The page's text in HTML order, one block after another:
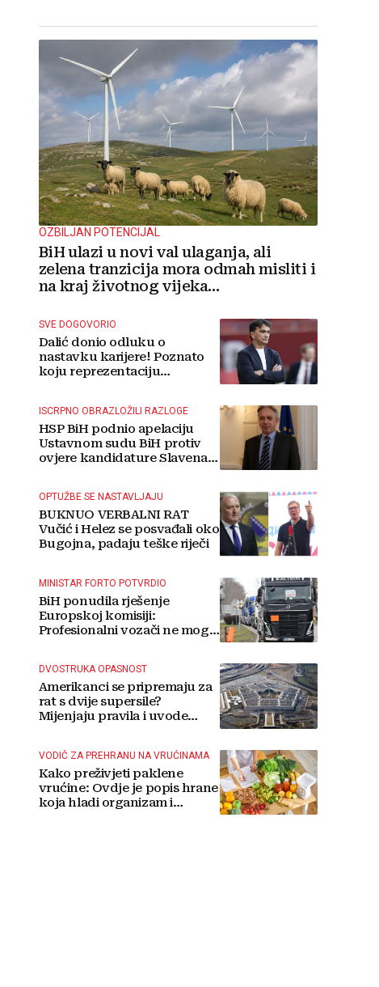
OZBILJAN POTENCIJAL
BiH ulazi u novi val ulaganja, ali
zelena tranzicija mora odmah misliti i
na kraj životnog vijeka
SVE DOGOVORIO
Dalić donio odluku o
nastavku karijere! Poznato
koju reprezentaciju
ISCRPNO OBRAZLOŽILI RAZLOGE
HSP BiH podnio apelaciju
Ustavnom sudu BiH protiv
ovjere kandidature Slavena
OPTUŽBE SE NASTAVLJAJU
BUKNUO VERBALNI RAT
Vučić i Helez se posvađali oko
Bugojna, padaju teške riječi
MINISTAR FORTO POTVRDIO
BiH ponudila rješenje
Europskoj komisiji:
Profesionalni vozači ne mogu
DVOSTRUKA OPASNOST
Amerikanci se pripremaju za
rat s dvije supersile?
Mijenjaju pravila i uvode
VODIČ ZA PREHRANU NA VRUĆINAMA
Kako preživjeti paklene
vrućine: Ovdje je popis hrane
koja hladi organizam i